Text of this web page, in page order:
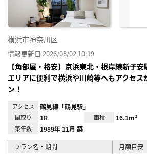
横浜市神奈川区
情報更新日 2026/08/02 10:19
【角部屋・格安】京浜東北・根岸線新子
エリアに便利で横浜や川崎等へもアクセス
ン！
アクセス 鶴見線「鶴見駅」
間取り 1R 面積 16.1m²
築年数 1989年 11月 築
プラン名・期間 月額目安